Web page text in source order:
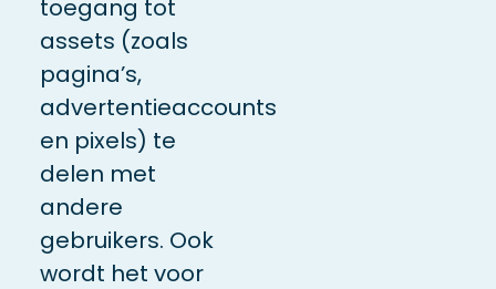
toegang tot
assets (zoals
pagina’s,
advertentieaccounts
en pixels) te
delen met
andere
gebruikers. Ook
wordt het voor